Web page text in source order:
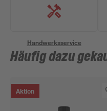
Handwerksservice
Häufig dazu
Aktion